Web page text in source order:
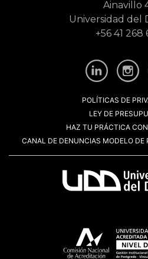
Ainavillo
Universidad del
+56 41 268
POLÍTICAS DE
LEY DE
HAZ TU PRÁCTICA
CANAL DE DENUNCIAS MODELO DE